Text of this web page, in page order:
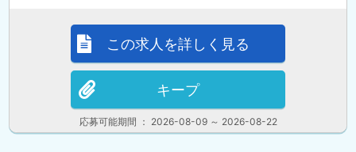
応募可能期間 ： 2026-08-09 ～ 2026-08-22
この求人を詳しく見る
キープ